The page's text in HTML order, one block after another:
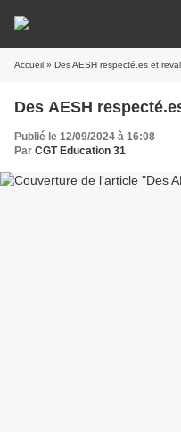
Accueil » Des AESH respecté.es et
Des AESH
Publié le 12/09/2024 à 16:08
Par CGT Education 31